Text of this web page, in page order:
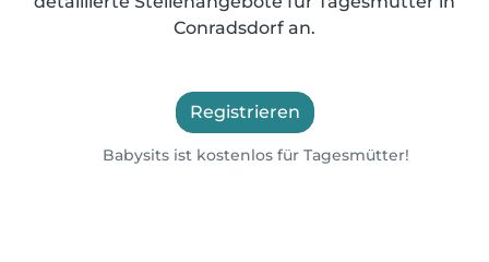
Conradsdorf an.
Registrieren
Babysits ist kostenlos für Tagesmütter!